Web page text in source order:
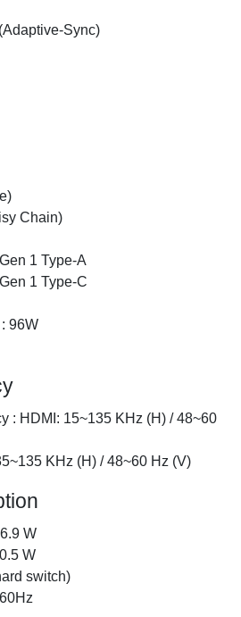
Sync)
Chain)
1 Type-A
1 Type-C
96W
: HDMI: 15~135 KHz (H) / 48~60
KHz (H) / 48~60 Hz (V)
W
W
switch)